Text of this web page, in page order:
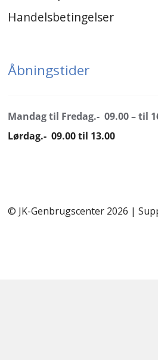
Handelsbetingelser
Åbningstider
Mandag til Fredag.- 09.00 – til
Lørdag.- 09.00 til 13.00
© JK-Genbrugscenter 2026 |